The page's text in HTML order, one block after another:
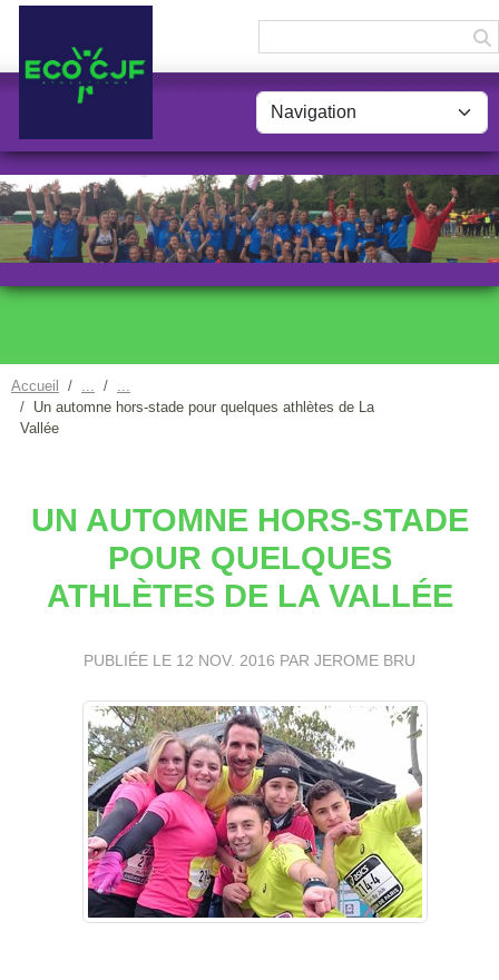
Accueil
Un automne hors-stade pour quelques athlètes de La
Vallée
UN AUTOMNE HORS-STADE
POUR QUELQUES
ATHLÈTES DE LA VALLÉE
PUBLIÉE LE 12 NOV. 2016 PAR JEROME BRU